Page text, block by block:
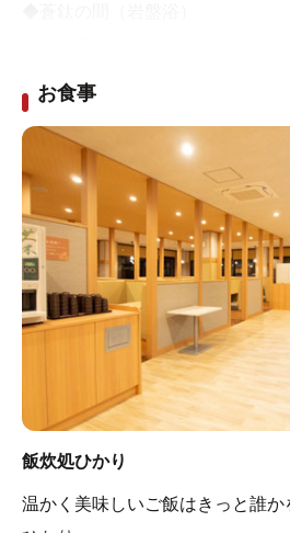
サポートします。
*ファイテン社調べ
◆石癒の間（薬石岩盤浴）
麦飯石やブラックゲルマニウム等
おります。期待する効能や気分に
い。
岩盤浴La Violaの利用者専用休憩
果的なドリンクやマッサージチェ
ご利用いただけます。
※気分が悪くなられた方は無理を
※お部屋に入る際は、貴金属類を
お食事
飯炊処ひかり
温かく美味しいご飯はきっと誰